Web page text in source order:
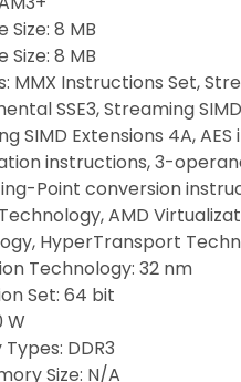
Size: 8 MB
Size: 8 MB
MMX Instructions Set,
SSE3, Streaming
SIMD Extensions 4A,
instructions, 3-
Point conversion
AMD
HyperTransport
Technology: 32 nm
Set: 64 bit
W
DDR3
Size: N/A